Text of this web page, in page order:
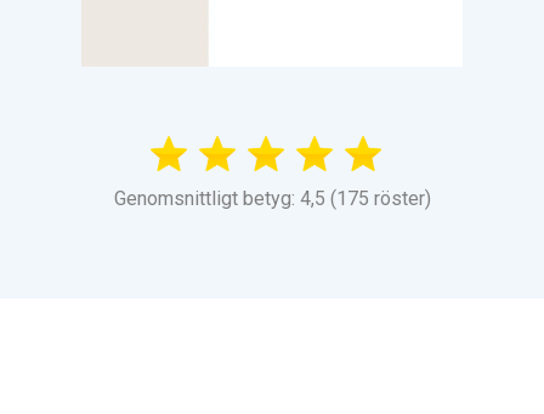
Genomsnittligt betyg: 4,5 (175 röster)